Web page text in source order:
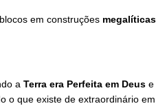
em construções megalíticas
a Terra era Perfeita em Deus e
o que existe de extraordinário em